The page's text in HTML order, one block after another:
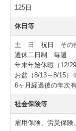
125日
休日等
土 日 祝日 その
週休二日制 毎週
年末年始休暇（12/29
お盆（8/13～8/15
6ヶ月経過後の年次
社会保険等
雇用保険、労災保